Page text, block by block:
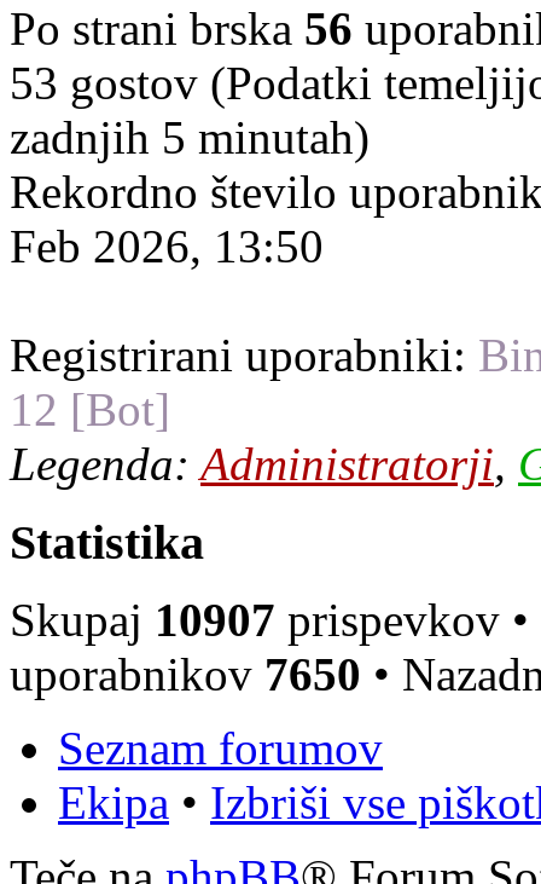
Po strani brska 56
53 gostov (Podatki
zadnjih 5 minutah)
Rekordno število
Feb 2026, 13:50
Registrirani uporabniki:
12 [Bot]
Legenda:Administratorji,
Statistika
Skupaj 10907 prispevkov
uporabnikov 7650 •
Seznam forumov
Ekipa • Izbriši vse